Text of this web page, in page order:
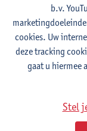
Algemene
7studiepunten
Lesgever(s):
Studium
1: onderzoek in
Lesgever(s):
b.v.
cookies. Uw
deze tracking
gaat u hiermee
Stel